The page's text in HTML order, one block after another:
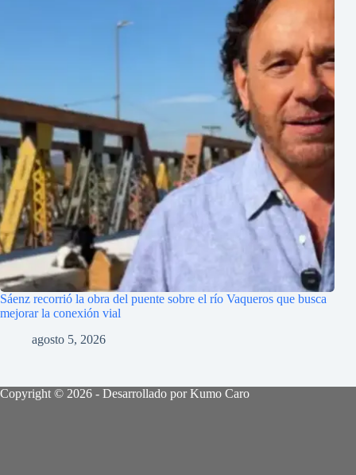
Sáenz recorrió la obra del puente sobre el río Vaqueros que busca
mejorar la conexión vial
agosto 5, 2026
Copyright © 2026 - Desarrollado por Kumo Caro